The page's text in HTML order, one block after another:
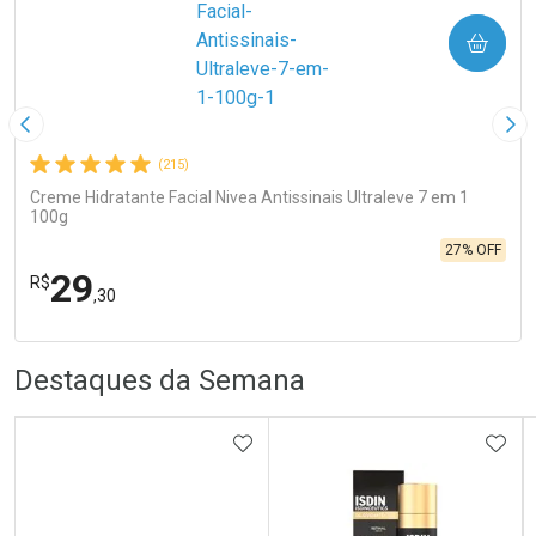
Imagem Anterior
(215)
Creme Hidratante Facial Nivea Antissinais Ultraleve 7 em 1
100g
R$29,30
27% OFF
COMPRAR
Laboratório
Por Menos
Destaques da Semana
ADICIONAR AOS FAVORITOS